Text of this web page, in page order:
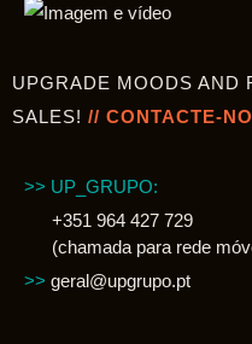
UPGRADE MOODS AND
SALES! // CONTACTE-
>> UP_GRUPO:
+351 964 427 729
(chamada para rede
>> geral@upgrupo.pt